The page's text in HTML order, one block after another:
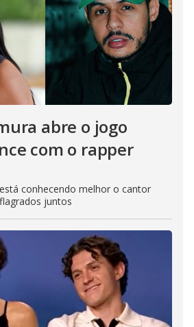
abre o jogo
com o rapper
conhecendo melhor o cantor
juntos